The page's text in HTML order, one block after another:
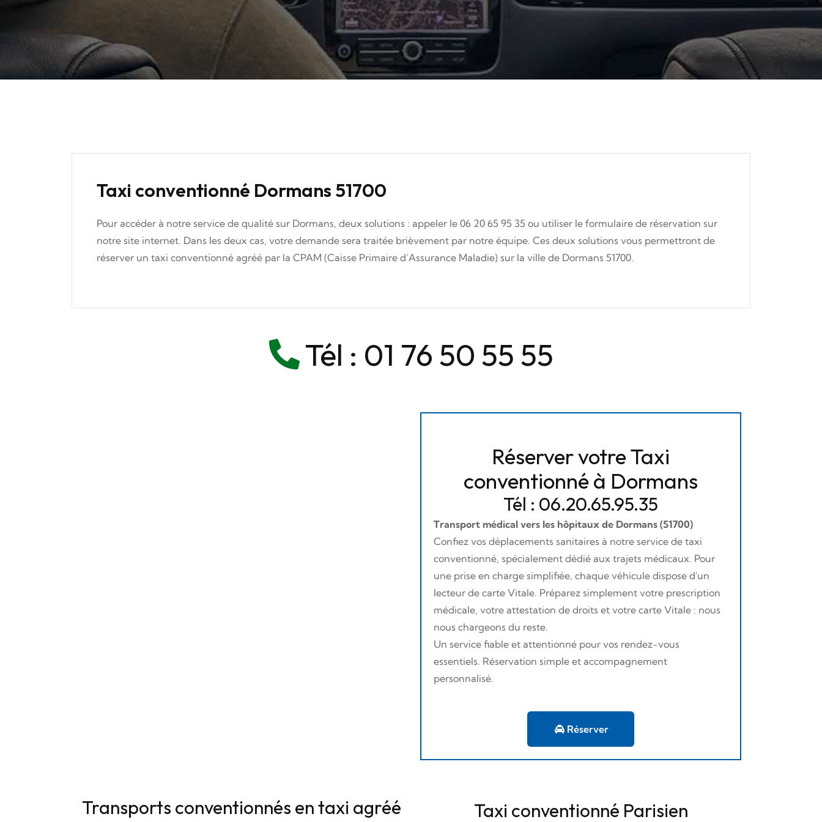
Taxi conventionné Dormans 51700
Pour accéder à notre service de qualité sur Dormans, deux solutions : appeler le 06 20 65 95 35 ou utiliser le formulaire de réservation sur
notre site internet. Dans les deux cas, votre demande sera traitée brièvement par notre équipe. Ces deux solutions vous permettront de
réserver un taxi conventionné agréé par la CPAM (Caisse Primaire d’Assurance Maladie) sur la ville de Dormans 51700.
Tél : 01 76 50 55 55
Réserver votre Taxi
conventionné à Dormans
Tél : 06.20.65.95.35
Transport médical vers les hôpitaux de Dormans (51700)
Confiez vos déplacements sanitaires à notre service de taxi
conventionné, spécialement dédié aux trajets médicaux. Pour
une prise en charge simplifiée, chaque véhicule dispose d'un
lecteur de carte Vitale. Préparez simplement votre prescription
médicale, votre attestation de droits et votre carte Vitale : nous
nous chargeons du reste.
Un service fiable et attentionné pour vos rendez-vous
essentiels. Réservation simple et accompagnement
personnalisé.
Réserver
Transports conventionnés en taxi agréé
Taxi conventionné Parisien